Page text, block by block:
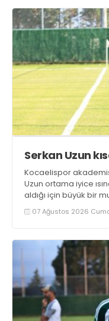
Serkan Uzun
Kocaelispor
Uzun ortama iyice
aldığı için büyük bir
07 Ağustos 2026